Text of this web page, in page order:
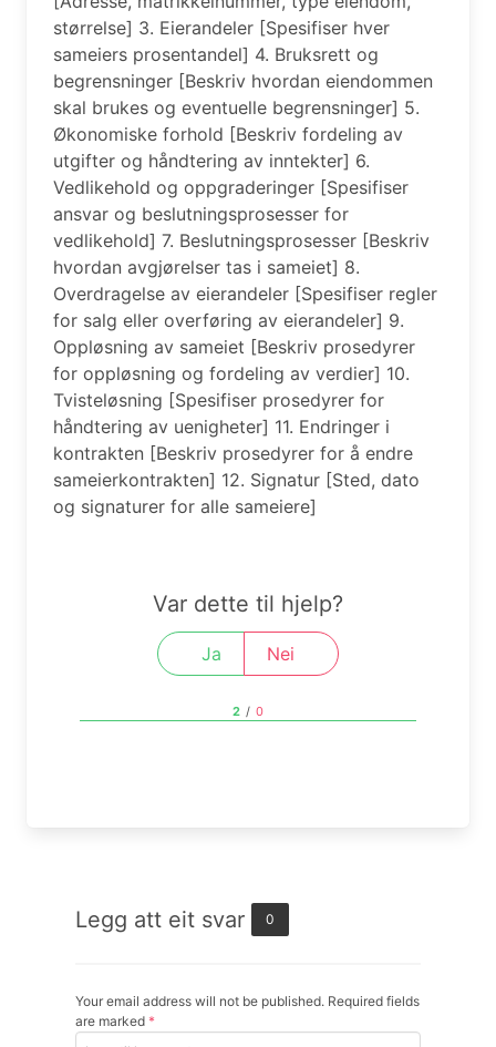
størrelse] 3. Eierandeler [Spesifiser hver
sameiers prosentandel] 4. Bruksrett og
begrensninger [Beskriv hvordan eiendommen
skal brukes og eventuelle begrensninger] 5.
Økonomiske forhold [Beskriv fordeling av
utgifter og håndtering av inntekter] 6.
Vedlikehold og oppgraderinger [Spesifiser
ansvar og beslutningsprosesser for
vedlikehold] 7. Beslutningsprosesser [Beskriv
hvordan avgjørelser tas i sameiet] 8.
Overdragelse av eierandeler [Spesifiser regler
for salg eller overføring av eierandeler] 9.
Oppløsning av sameiet [Beskriv prosedyrer
for oppløsning og fordeling av verdier] 10.
Tvisteløsning [Spesifiser prosedyrer for
håndtering av uenigheter] 11. Endringer i
kontrakten [Beskriv prosedyrer for å endre
sameierkontrakten] 12. Signatur [Sted, dato
og signaturer for alle sameiere]
Var dette til hjelp?
Ja Nei
2 / 0
Legg att eit svar 0
Your email address will not be published. Required fields
are marked *